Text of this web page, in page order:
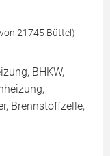
21745 Büttel)
BHKW,
Brennstoffzelle,